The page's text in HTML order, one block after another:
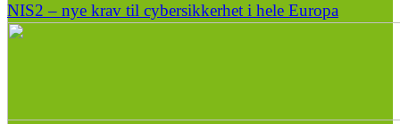
NIS2 – nye krav til cybersikkerhet i hele Europa